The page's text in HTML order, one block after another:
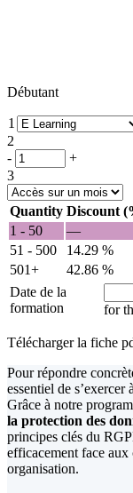
Débutant
1
2
quantité
de
Formation
:
sensibilisation
des
collaborateurs
sur
la
protection
des
-
Niveau
2
-
Cas
pratiques
-
+
3
Quantity Discount
1 - 50
—
51 - 500
14.29 %
501+
42.86 %
Date de la
formation
for
Télécharger la fiche
Pour répondre
essentiel de s’exercer
Grâce à notre
la protection des
principes clés du
efficacement face aux
organisation.